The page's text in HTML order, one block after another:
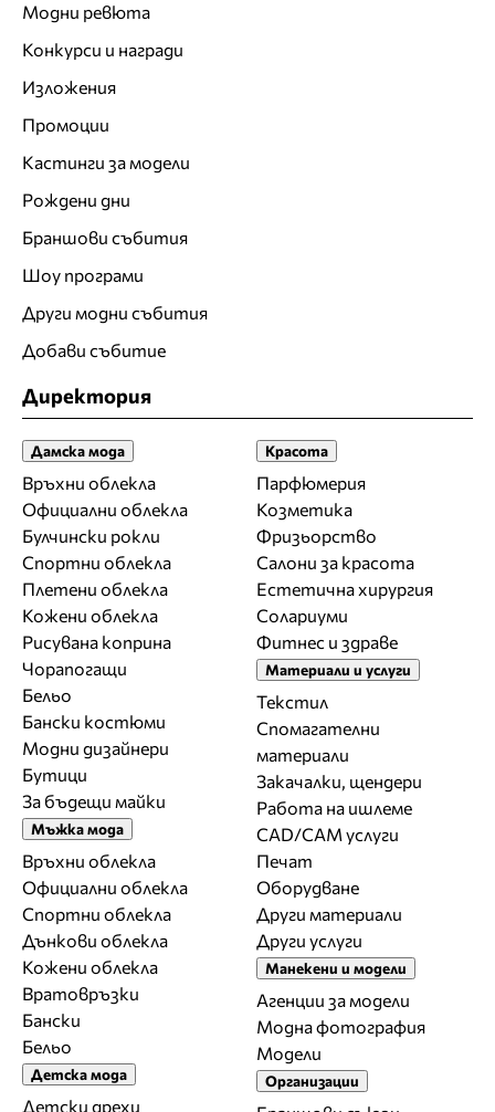
Модни ревюта
Конкурси и награди
Изложения
Промоции
Кастинги за модели
Рождени дни
Браншови събития
Шоу програми
Други модни събития
Добави събитие
Директория
Дамска мода
Връхни облекла
Официални облекла
Булчински рокли
Спортни облекла
Плетени облекла
Кожени облекла
Рисувана коприна
Чорапогащи
Бельо
Бански костюми
Модни дизайнери
Бутици
За бъдещи майки
Мъжка мода
Връхни облекла
Официални облекла
Спортни облекла
Дънкови облекла
Кожени облекла
Вратовръзки
Бански
Бельо
Детска мода
Детски дрехи
Красота
Парфюмерия
Козметика
Фризьорство
Салони за красота
Естетична хирургия
Солариуми
Фитнес и здраве
Материали и услуги
Текстил
Спомагателни
материали
Закачалки, щендери
Работа на ишлеме
CAD/CAM услуги
Печат
Оборудване
Други материали
Други услуги
Манекени и модели
Агенции за модели
Модна фотография
Модели
Организации